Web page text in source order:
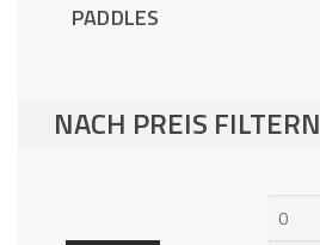
PADDLES
NACH PREIS FILTERN
Min.